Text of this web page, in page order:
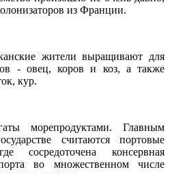
из Франции.
жители выращивают для
- овец, коров и коз, а также
кур.
морепродуктами. Главным
считаются портовые
сосредоточена консервная
во множественном числе